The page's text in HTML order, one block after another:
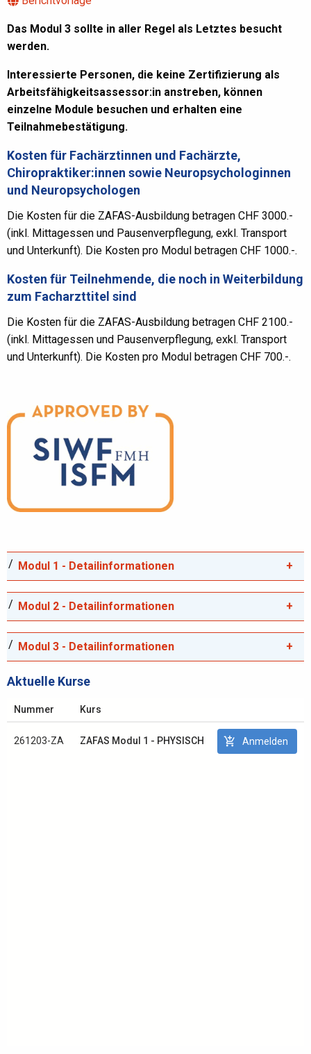
Das Modul 3 sollte in aller Regel als Letztes besucht
werden.
Interessierte Personen, die keine Zertifizierung als
Arbeitsfähigkeitsassessor:in anstreben, können
einzelne Module besuchen und erhalten eine
Teilnahmebestätigung.
Kosten für Fachärztinnen und Fachärzte,
Chiropraktiker:innen sowie Neuropsychologinnen
und Neuropsychologen
Die Kosten für die ZAFAS-Ausbildung betragen CHF 3000.-
(inkl. Mittagessen und Pausenverpflegung, exkl. Transport
und Unterkunft). Die Kosten pro Modul betragen CHF 1000.-.
Kosten für Teilnehmende, die noch in Weiterbildung
zum Facharzttitel sind
Die Kosten für die ZAFAS-Ausbildung betragen CHF 2100.-
(inkl. Mittagessen und Pausenverpflegung, exkl. Transport
und Unterkunft). Die Kosten pro Modul betragen CHF 700.-.
Modul 1 - Detailinformationen
Modul 2 - Detailinformationen
Modul 3 - Detailinformationen
Aktuelle Kurse